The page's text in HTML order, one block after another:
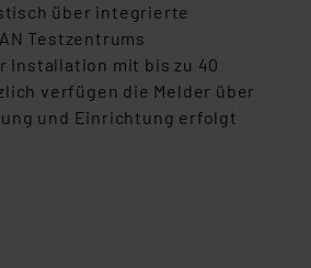
über integrierte
Testzentrums
Installation mit bis zu 40
verfügen die Melder über
und Einrichtung erfolgt